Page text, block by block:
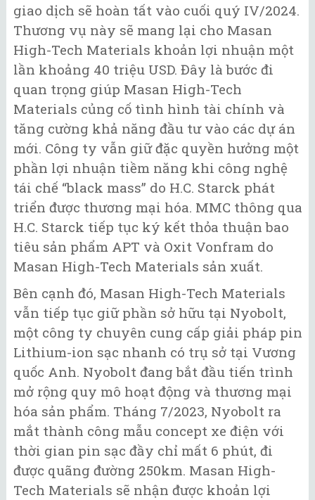
giao dịch sẽ hoàn tất vào cuối quý IV/2024.
Thương vụ này sẽ mang lại cho Masan
High-Tech Materials khoản lợi nhuận một
lần khoảng 40 triệu USD. Đây là bước đi
quan trọng giúp Masan High-Tech
Materials củng cố tình hình tài chính và
tăng cường khả năng đầu tư vào các dự án
mới. Công ty vẫn giữ đặc quyền hưởng một
phần lợi nhuận tiềm năng khi công nghệ
tái chế “black mass” do H.C. Starck phát
triển được thương mại hóa. MMC thông qua
H.C. Starck tiếp tục ký kết thỏa thuận bao
tiêu sản phẩm APT và Oxit Vonfram do
Masan High-Tech Materials sản xuất.
Bên cạnh đó, Masan High-Tech Materials
vẫn tiếp tục giữ phần sở hữu tại Nyobolt,
một công ty chuyên cung cấp giải pháp pin
Lithium-ion sạc nhanh có trụ sở tại Vương
quốc Anh. Nyobolt đang bắt đầu tiến trình
mở rộng quy mô hoạt động và thương mại
hóa sản phẩm. Tháng 7/2023, Nyobolt ra
mắt thành công mẫu concept xe điện với
thời gian pin sạc đầy chỉ mất 6 phút, đi
được quãng đường 250km. Masan High-
Tech Materials sẽ nhận được khoản lợi